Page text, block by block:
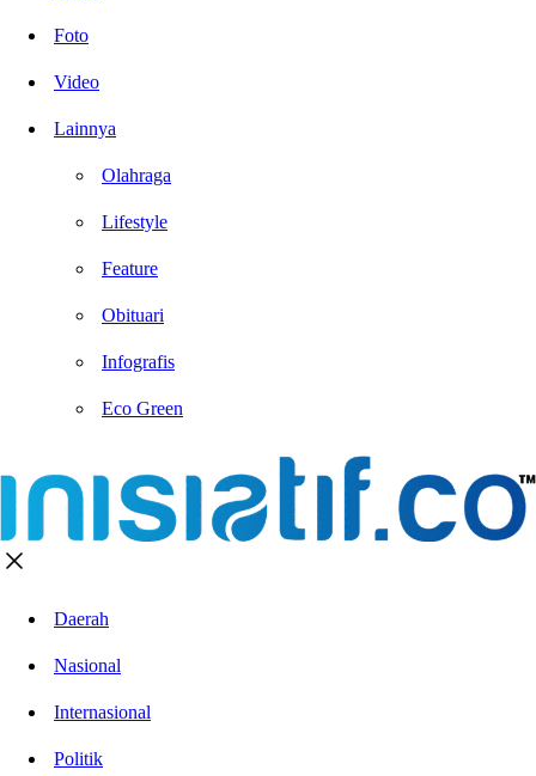
Foto
Video
Lainnya
Olahraga
Lifestyle
Feature
Obituari
Infografis
Eco Green
Daerah
Nasional
Internasional
Politik